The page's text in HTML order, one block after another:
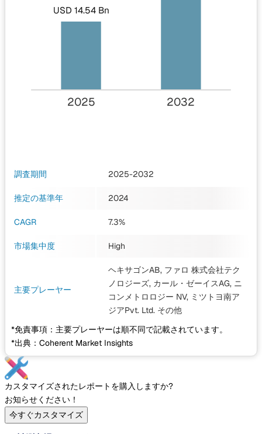
USD 14.54 Bn
2025 2032
調査期間 2025-2032
推定の基準年 2024
CAGR 7.3%
市場集中度 High
主要プレーヤー
ヘキサゴンAB, ファロ 株式会社テク
ノロジーズ, カール・ゼーイスAG, ニ
コンメトロロジー NV, ミツトヨ南ア
ジアPvt. Ltd. その他
*免責事項：主要プレーヤーは順不同で記載されています。
*出典：Coherent Market Insights
カスタマイズされたレポートを購入しますか?
お知らせください！
今すぐカスタマイズ